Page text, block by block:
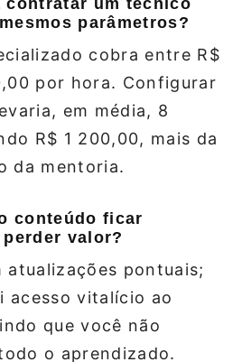
contratar um técnico
parâmetros?
cobra entre R$
por hora. Configurar
em média, 8
R$ 1 200,00, mais da
da mentoria.
conteúdo ficar
valor?
atualizações pontuais;
acesso vitalício ao
que você não
o aprendizado.